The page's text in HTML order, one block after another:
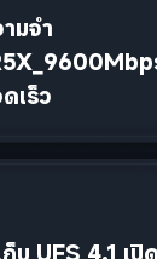
มจำ
เร็ว
บ UFS 4.1 เปิ